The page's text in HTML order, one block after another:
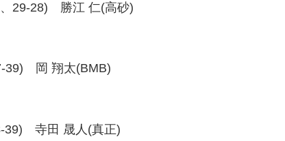
29-28) 勝江 仁(高砂)
39) 岡 翔太(BMB)
39) 寺田 晟人(真正)